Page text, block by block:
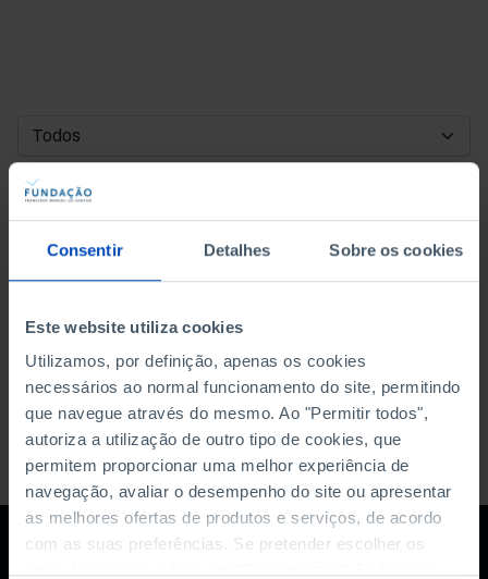
Consentir Detalhes Sobre os cookies
Este website utiliza cookies
Utilizamos, por definição, apenas os cookies
necessários ao normal funcionamento do site, permitindo
que navegue através do mesmo. Ao "Permitir todos",
autoriza a utilização de outro tipo de cookies, que
permitem proporcionar uma melhor experiência de
navegação, avaliar o desempenho do site ou apresentar
as melhores ofertas de produtos e serviços, de acordo
com as suas preferências. Se pretender escolher os
DATA DE INÍCIO
DATA DE FIM